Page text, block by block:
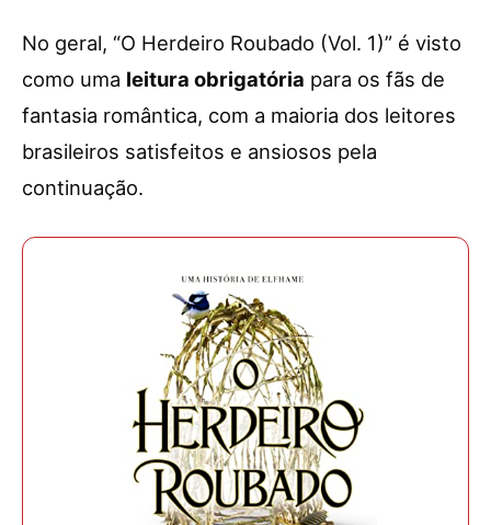
No geral, “O Herdeiro Roubado (Vol. 1)” é visto
como uma leitura obrigatória para os fãs de
fantasia romântica, com a maioria dos leitores
brasileiros satisfeitos e ansiosos pela
continuação.